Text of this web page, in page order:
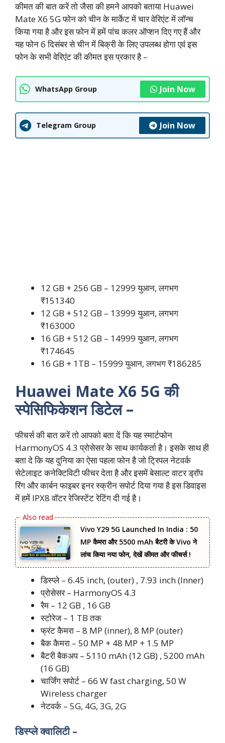
कीमत की बात करें तो जैसा की हमने आपको बताया Huawei
Mate X6 5G फोन को चीन के मार्केट में चार वेरिएंट में लॉन्च
किया गया है और इस फोन में हमें पांच कलर ऑप्शन दिए गए हैं और
यह फोन 6 दिसंबर से चीन में बिक्री के लिए उपलब्ध होगा एवं इस
फोन के सभी वेरिएंट की कीमत इस प्रकार है –
WhatsApp Group Join Now
Telegram Group Join Now
12 GB + 256 GB – 12999 युआन, लगभग
₹151340
12 GB + 512 GB – 13999 युआन, लगभग
₹163000
16 GB + 512 GB – 14999 युआन, लगभग
₹174645
16 GB + 1TB – 15999 युआन, लगभग ₹186285
Huawei Mate X6 5G की
स्पेसिफिकेशन डिटेल –
फीचर्स की बात करें तो आपको बता दें कि यह स्मार्टफोन
HarmonyOS 4.3 प्रोसेसर के साथ कार्यकर्ता है। इसके साथ ही
बता दे कि यह दुनिया का ऐसा पहला फोन है जो ट्रिपल नेटवर्क
सेटेलाइट कनेक्टिविटी फीचर देता है और इसमें बेसाल्ट वाटर ड्रॉप
रिंग और कार्बन फाइबर इनर स्क्रीन सपोर्ट दिया गया है इस डिवाइस
में हमें IPX8 वॉटर रेजिस्टेंट रेटिंग दी गई है।
Vivo Y29 5G Launched In India : 50
MP कैमरा और 5500 mAh बैटरी के Vivo ने
लांच किया नया फोन, देखें कीमत और फीचर्स !
डिस्प्ले – 6.45 inch, (outer) , 7.93 inch (Inner)
प्रोसेसर – HarmonyOS 4.3
रैम – 12 GB , 16 GB
स्टोरेज – 1 TB तक
फ्रंट कैमरा – 8 MP (inner), 8 MP (outer)
बैक कैमरा – 50 MP + 48 MP + 1.5 MP
बैटरी बैकअप – 5110 mAh (12 GB) , 5200 mAh
(16 GB)
चार्जिंग सपोर्ट – 66 W fast charging, 50 W
Wireless charger
नेटवर्क – 5G, 4G, 3G, 2G
डिस्प्ले क्वालिटी –